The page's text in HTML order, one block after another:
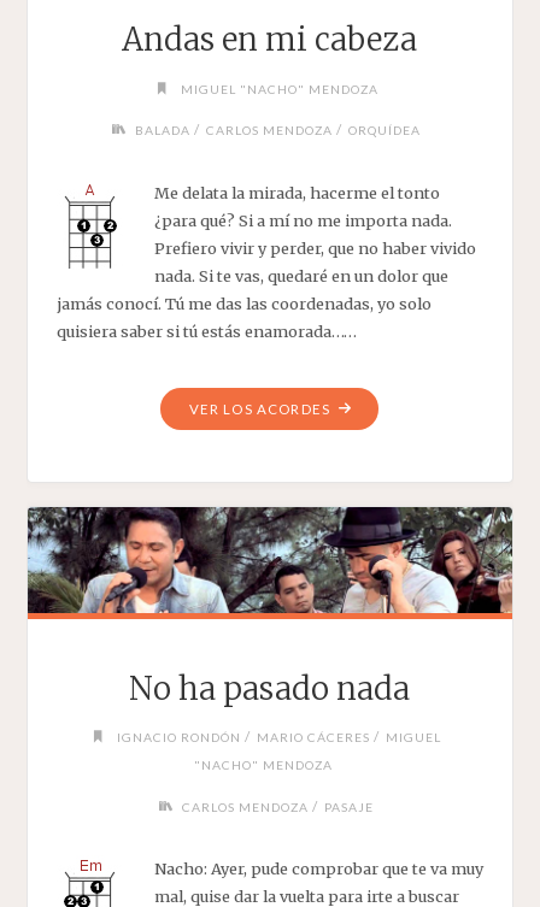
Andas en mi cabeza
MIGUEL "NACHO" MENDOZA
BALADA / CARLOS MENDOZA / ORQUÍDEA
Me delata la mirada, hacerme el tonto
¿para qué? Si a mí no me importa nada.
Prefiero vivir y perder, que no haber vivido
nada. Si te vas, quedaré en un dolor que
jamás conocí. Tú me das las coordenadas, yo solo
quisiera saber si tú estás enamorada……
VER LOS ACORDES"ANDAS
No ha pasado nada
IGNACIO RONDÓN / MARIO CÁCERES / MIGUEL
"NACHO" MENDOZA
CARLOS MENDOZA / PASAJE
Nacho: Ayer, pude comprobar que te va muy
mal, quise dar la vuelta para irte a buscar